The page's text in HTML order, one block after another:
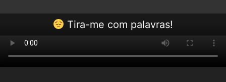
Tira-me com palavras!